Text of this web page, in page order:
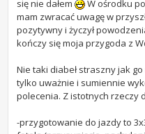
się nie dałem
W ośrodku
mam zwracać uwagę w
pozytywny i życzył
kończy się moja przygoda z
Nie taki diabeł straszny jak
tylko uważnie i sumiennie
polecenia. Z istotnych rzeczy
-przygotowanie do jazdy to